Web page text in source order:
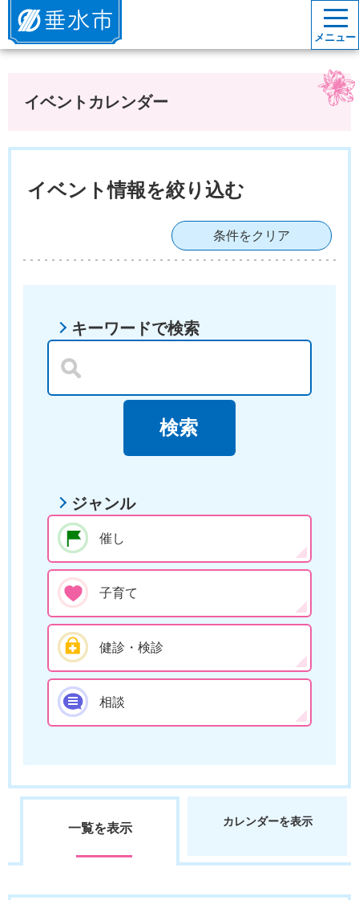
垂水市
メニュー
イベントカレンダー
イベント情報を絞り込む
条件をクリア
キーワードで検索
ジャンル
催し
子育て
健診・検診
相談
一覧を表示 カレンダーを表示